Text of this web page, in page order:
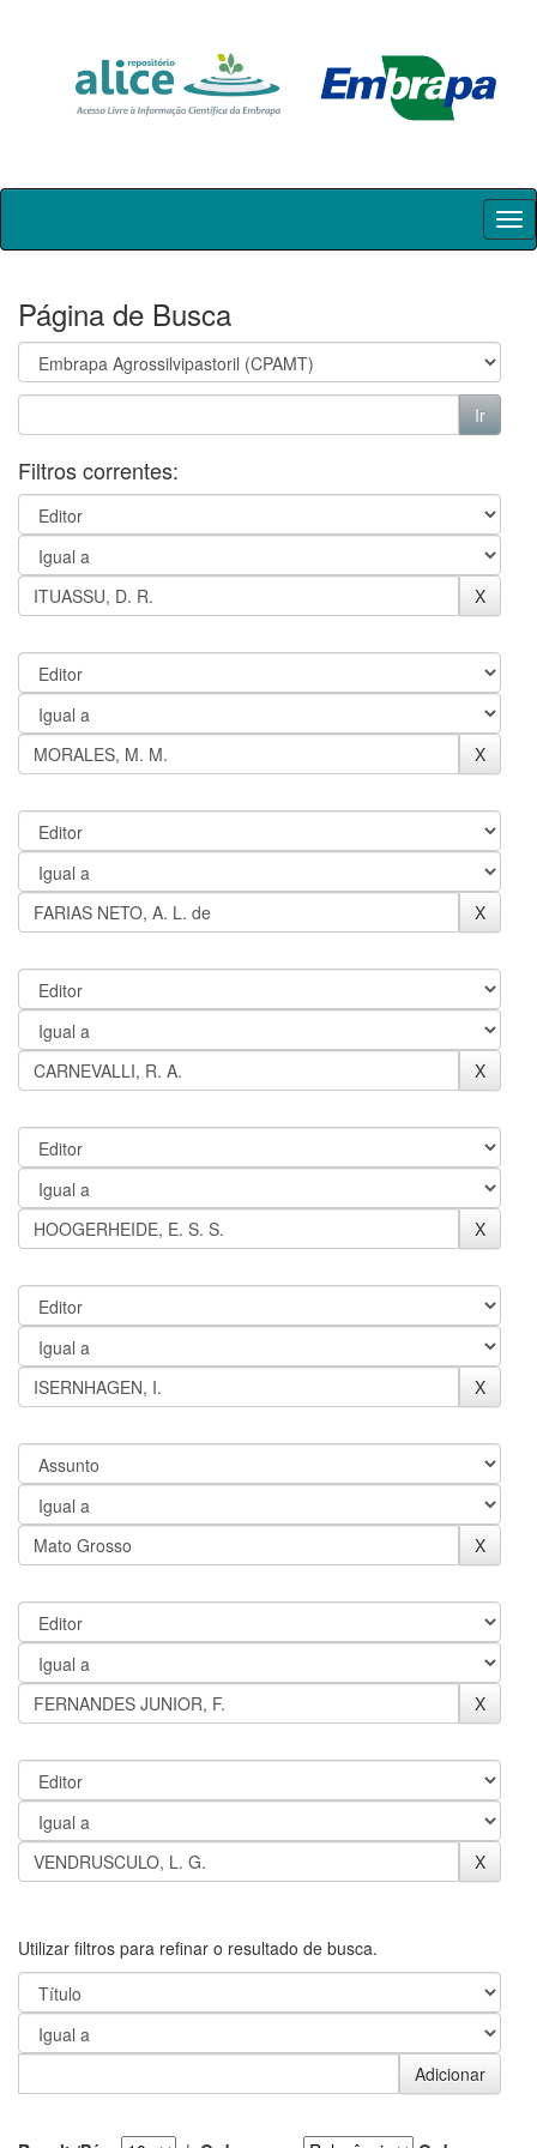
Skip
Página de Busca
Filtros correntes:
Utilizar filtros para refinar o resultado de busca.